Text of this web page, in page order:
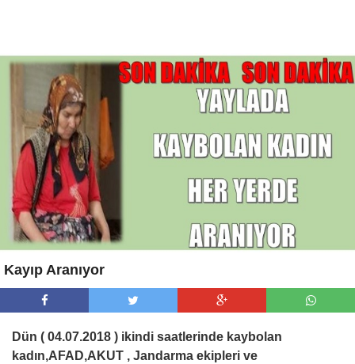
Kayıp Aranıyor
Dün ( 04.07.2018 ) ikindi saatlerinde kaybolan
kadın,AFAD,AKUT , Jandarma ekipleri ve